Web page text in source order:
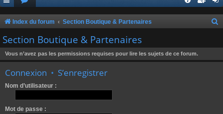
Index du forum Section Boutique & Partenaires
c
h
Section Boutique & Partenaires
Vous n’avez pas les permissions requises pour lire les sujets de ce forum.
Connexion • S’enregistrer
Nom d’utilisateur :
Mot de passe :